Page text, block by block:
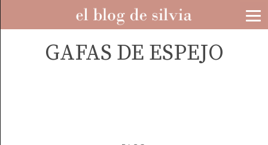
GAFAS DE ESPEJO